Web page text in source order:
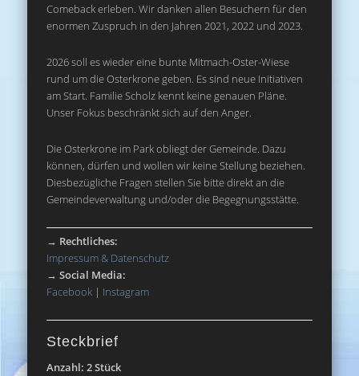
Comeback erleben. Wir danken allen Besuchern für den
enormen Zuspruch in den Jahren 2021, 2022 und 2023.
2026 soll es wieder eine bunte Mitmach-Oster-Wiese
rund um die Osterkrone geben. Es sind neue Initiativen
am Start. Familie Scholz kennt keine genauen Pläne.
Unser Fokus beschränkt sich auf den Anger.
Die Osterkrone im Park obliegt der Gemeinde. Dazu
können, dürfen und wollen wir keine Stellung beziehen.
Diesbezügliche Fragen stellen Sie bitte direkt an die
Gemeindeverwaltung und/oder die Begegnungsstätte.
→ Rechtliches:
Impressum & Datenschutz
→Social Media:
Facebook | Instagram
Steckbrief
Anzahl: 2 Stück